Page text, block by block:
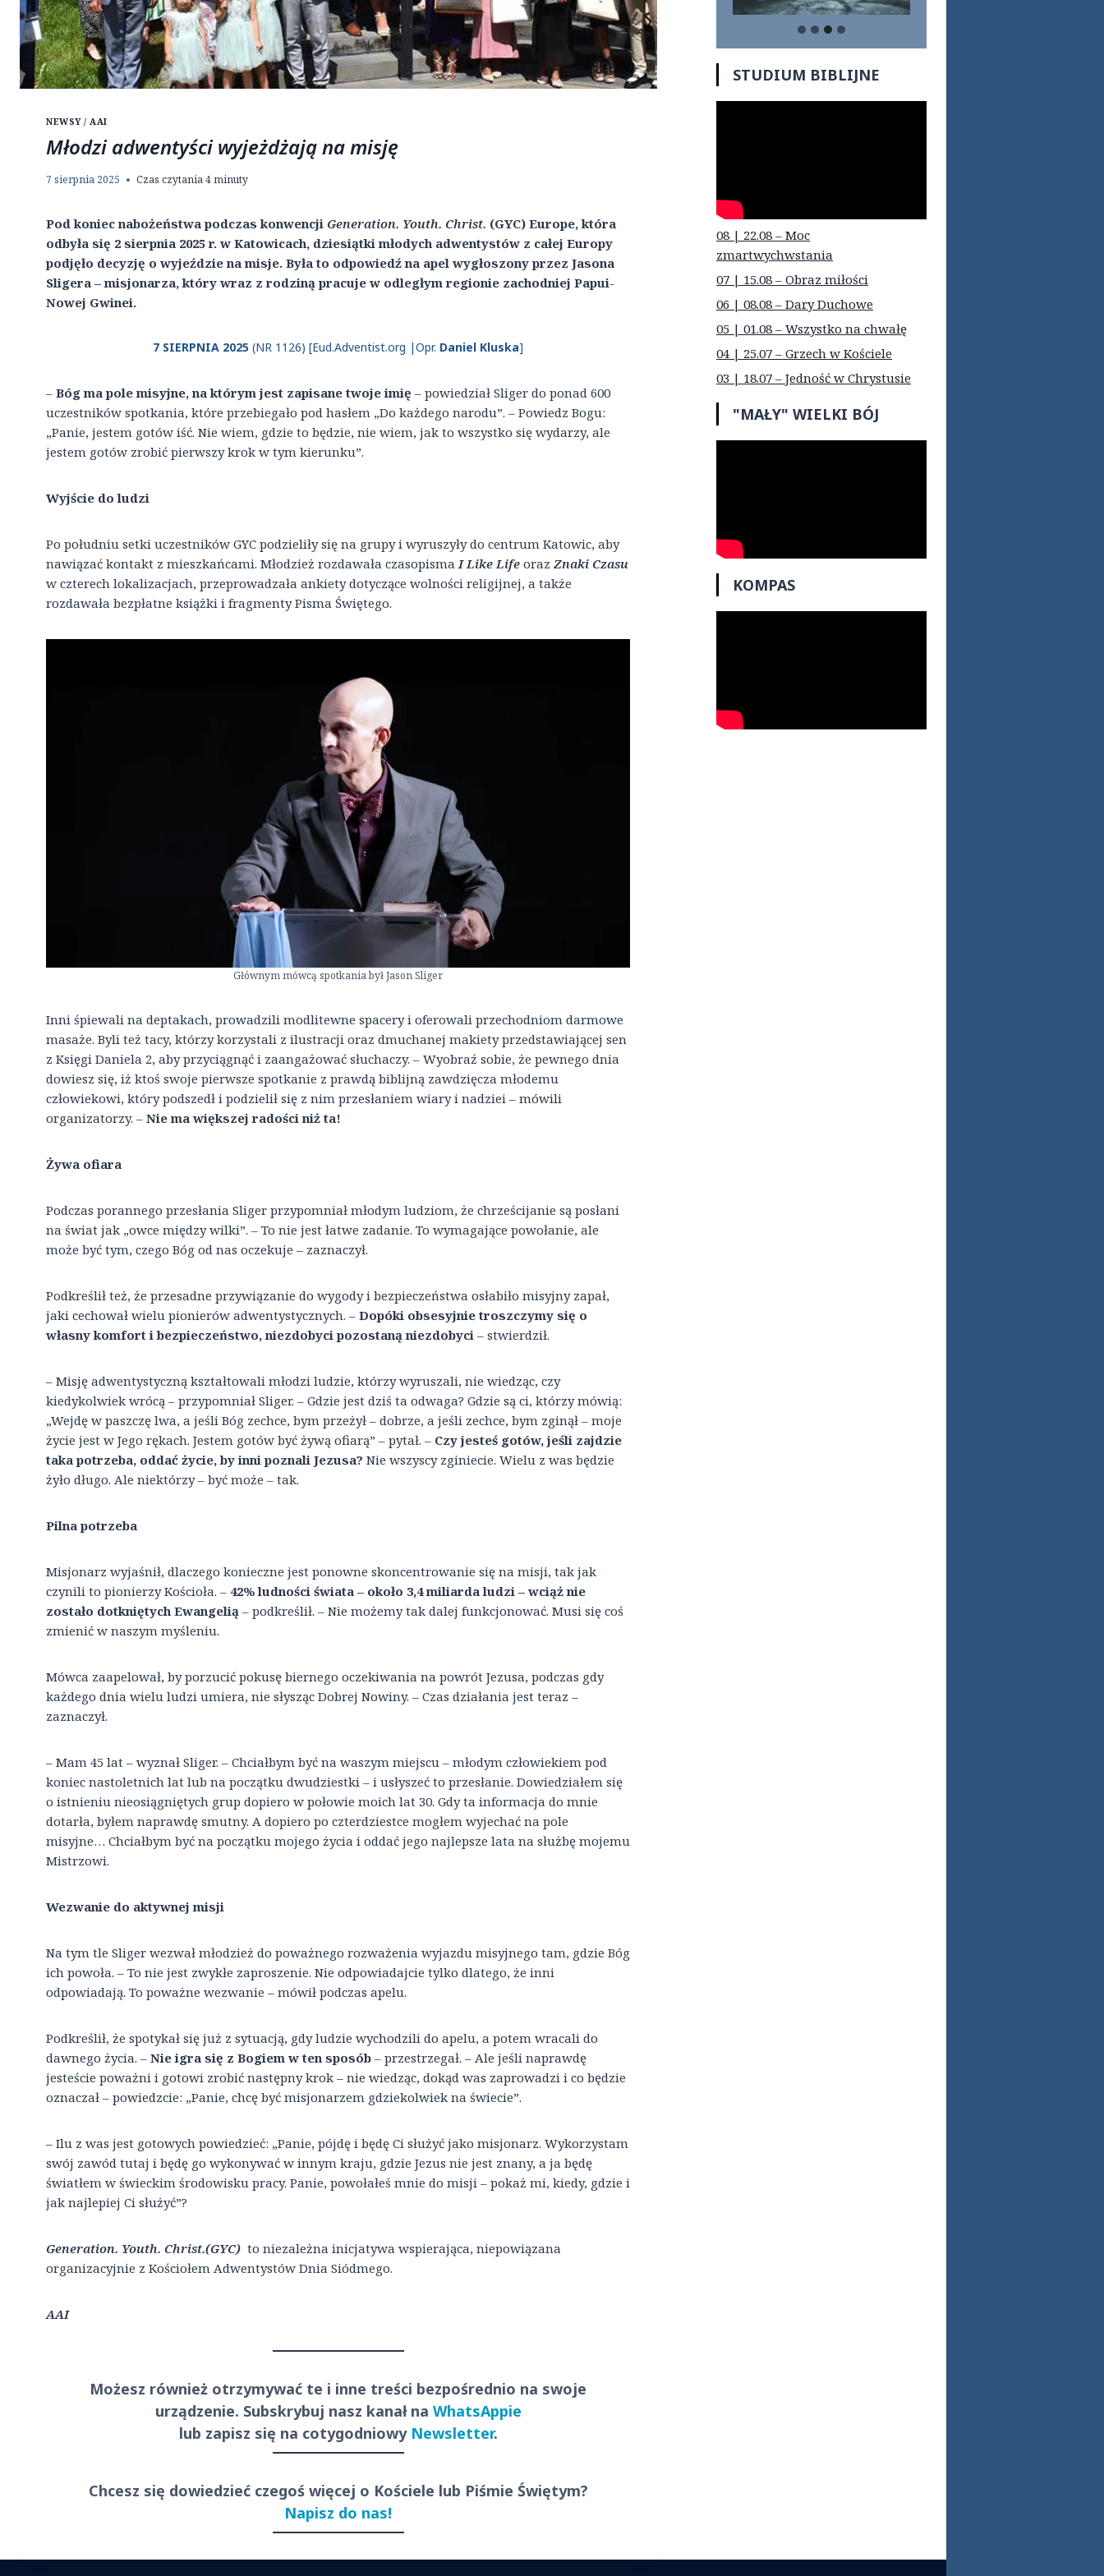
NEWSY / AAI
Młodzi adwentyści wyjeżdżają na misję
7 sierpnia 2025 Czas czytania4minuty
Pod koniec nabożeństwa podczas konwencji Generation. Youth. Christ. (GYC) Europe, która
odbyła się 2 sierpnia 2025 r. w Katowicach, dziesiątki młodych adwentystów z całej Europy
podjęło decyzję o wyjeździe na misje. Była to odpowiedź na apel wygłoszony przez Jasona
Sligera – misjonarza, który wraz z rodziną pracuje w odległym regionie zachodniej Papui-
Nowej Gwinei.
7 SIERPNIA 2025 (NR 1126) [Eud.Adventist.org |Opr. Daniel Kluska]
– Bóg ma pole misyjne, na którym jest zapisane twoje imię – powiedział Sliger do ponad 600
uczestników spotkania, które przebiegało pod hasłem „Do każdego narodu”. – Powiedz Bogu:
„Panie, jestem gotów iść. Nie wiem, gdzie to będzie, nie wiem, jak to wszystko się wydarzy, ale
jestem gotów zrobić pierwszy krok w tym kierunku”.
Wyjście do ludzi
Po południu setki uczestników GYC podzieliły się na grupy i wyruszyły do centrum Katowic, aby
nawiązać kontakt z mieszkańcami. Młodzież rozdawała czasopismaI Like Life oraz Znaki Czasu
w czterech lokalizacjach, przeprowadzała ankiety dotyczące wolności religijnej, a także
rozdawała bezpłatne książki i fragmenty Pisma Świętego.
Głównym mówcą spotkania był Jason Sliger
Inni śpiewali na deptakach, prowadzili modlitewne spacery i oferowali przechodniom darmowe
masaże. Byli też tacy, którzy korzystali z ilustracji oraz dmuchanej makiety przedstawiającej sen
z Księgi Daniela 2, aby przyciągnąć i zaangażować słuchaczy. – Wyobraź sobie, że pewnego dnia
dowiesz się, iż ktoś swoje pierwsze spotkanie z prawdą biblijną zawdzięcza młodemu
człowiekowi, który podszedł i podzielił się z nim przesłaniem wiary i nadziei – mówili
organizatorzy. – Nie ma większej radości niż ta!
Żywa ofiara
Podczas porannego przesłania Sliger przypomniał młodym ludziom, że chrześcijanie są posłani
na świat jak „owce między wilki”. – To nie jest łatwe zadanie. To wymagające powołanie, ale
może być tym, czego Bóg od nas oczekuje – zaznaczył.
Podkreślił też, że przesadne przywiązanie do wygody i bezpieczeństwa osłabiło misyjny zapał,
jaki cechował wielu pionierów adwentystycznych. – Dopóki obsesyjnie troszczymy się o
własny komfort i bezpieczeństwo, niezdobyci pozostaną niezdobyci – stwierdził.
– Misję adwentystyczną kształtowali młodzi ludzie, którzy wyruszali, nie wiedząc, czy
kiedykolwiek wrócą – przypomniał Sliger. – Gdzie jest dziś ta odwaga? Gdzie są ci, którzy mówią:
„Wejdę w paszczę lwa, a jeśli Bóg zechce, bym przeżył – dobrze, a jeśli zechce, bym zginął – moje
życie jest w Jego rękach. Jestem gotów być żywą ofiarą” – pytał. – Czy jesteś gotów, jeśli zajdzie
taka potrzeba, oddać życie, by inni poznali Jezusa? Nie wszyscy zginiecie. Wielu z was będzie
żyło długo. Ale niektórzy – być może – tak.
Pilna potrzeba
Misjonarz wyjaśnił, dlaczego konieczne jest ponowne skoncentrowanie się na misji, tak jak
czynili to pionierzy Kościoła. – 42% ludności świata – około 3,4 miliarda ludzi – wciąż nie
zostało dotkniętych Ewangelią – podkreślił. – Nie możemy tak dalej funkcjonować. Musi się coś
zmienić w naszym myśleniu.
Mówca zaapelował, by porzucić pokusę biernego oczekiwania na powrót Jezusa, podczas gdy
każdego dnia wielu ludzi umiera, nie słysząc Dobrej Nowiny. – Czas działania jest teraz –
zaznaczył.
– Mam 45 lat – wyznał Sliger. – Chciałbym być na waszym miejscu – młodym człowiekiem pod
koniec nastoletnich lat lub na początku dwudziestki – i usłyszeć to przesłanie. Dowiedziałem się
o istnieniu nieosiągniętych grup dopiero w połowie moich lat 30. Gdy ta informacja do mnie
dotarła, byłem naprawdę smutny. A dopiero po czterdziestce mogłem wyjechać na pole
misyjne… Chciałbym być na początku mojego życia i oddać jego najlepsze lata na służbę mojemu
Mistrzowi.
Wezwanie do aktywnej misji
Na tym tle Sliger wezwał młodzież do poważnego rozważenia wyjazdu misyjnego tam, gdzie Bóg
ich powoła. – To nie jest zwykłe zaproszenie. Nie odpowiadajcie tylko dlatego, że inni
odpowiadają. To poważne wezwanie – mówił podczas apelu.
Podkreślił, że spotykał się już z sytuacją, gdy ludzie wychodzili do apelu, a potem wracali do
dawnego życia. – Nie igra się z Bogiem w ten sposób – przestrzegał. – Ale jeśli naprawdę
jesteście poważni i gotowi zrobić następny krok – nie wiedząc, dokąd was zaprowadzi i co będzie
oznaczał – powiedzcie: „Panie, chcę być misjonarzem gdziekolwiek na świecie”.
– Ilu z was jest gotowych powiedzieć: „Panie, pójdę i będę Ci służyć jako misjonarz. Wykorzystam
swój zawód tutaj i będę go wykonywać w innym kraju, gdzie Jezus nie jest znany, a ja będę
światłem w świeckim środowisku pracy. Panie, powołałeś mnie do misji – pokaż mi, kiedy, gdzie i
jak najlepiej Ci służyć”?
Generation. Youth. Christ.(GYC) to niezależna inicjatywa wspierająca, niepowiązana
organizacyjnie z Kościołem Adwentystów Dnia Siódmego.
AAI
Możesz również otrzymywać te i inne treści bezpośrednio na swoje
urządzenie. Subskrybuj nasz kanał na WhatsAppie
lub zapisz się na cotygodniowy Newsletter.
Chcesz się dowiedzieć czegoś więcej o Kościele lub Piśmie Świętym?
Napisz do nas!
STUDIUM BIBLIJNE
08 | 22.08 – Moc
zmartwychwstania
07 | 15.08 – Obraz miłości
06 | 08.08 – Dary Duchowe
05 | 01.08 – Wszystko na chwałę
04 | 25.07 – Grzech w Kościele
03 | 18.07 – Jedność w Chrystusie
"MAŁY" WIELKI BÓJ
KOMPAS